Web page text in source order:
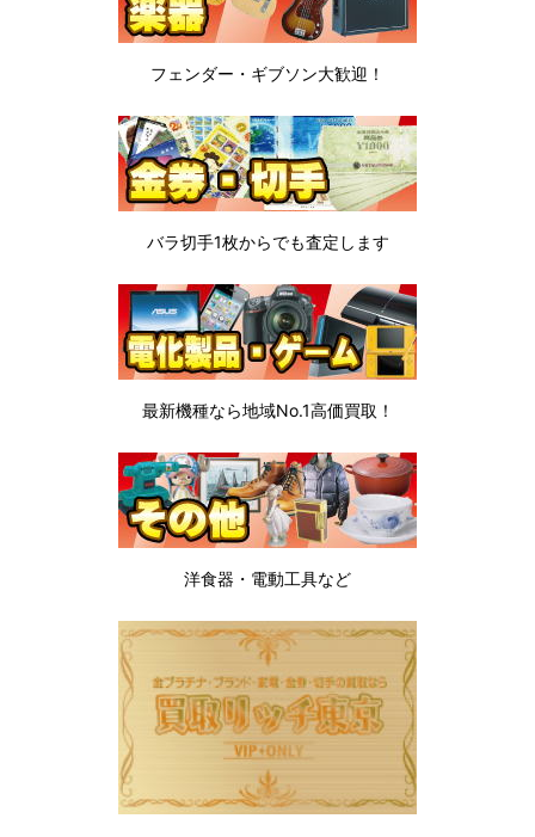
フェンダー・ギブソン大歓迎！
バラ切手1枚からでも査定します
最新機種なら地域No.1高価買取！
洋食器・電動工具など